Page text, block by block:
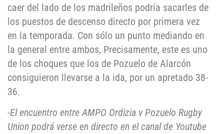
caer del lado de los madrileños podría sacarles de
los puestos de descenso directo por primera vez
en la temporada. Con sólo un punto mediando en
la general entre ambos, Precisamente, este es uno
de los choques que los de Pozuelo de Alarcón
consiguieron llevarse a la ida, por un apretado 38-
36.
-El encuentro entre AMPO Ordizia v Pozuelo Rugby
Union podrá verse en directo en el canal de Youtube